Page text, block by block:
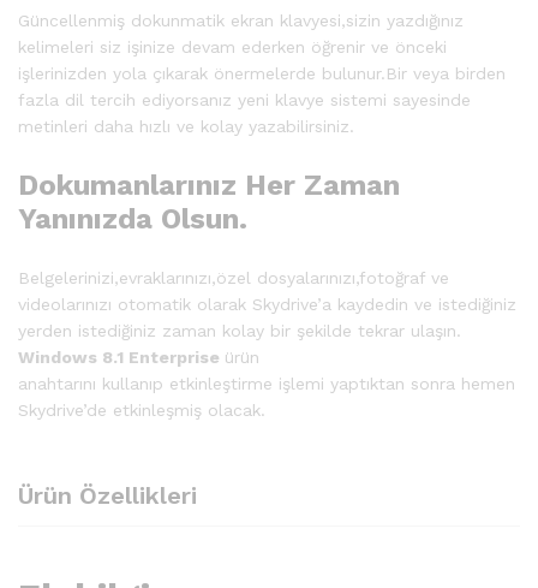
Güncellenmiş dokunmatik ekran klavyesi,sizin yazdığınız
kelimeleri siz işinize devam ederken öğrenir ve önceki
işlerinizden yola çıkarak önermelerde bulunur.Bir veya birden
fazla dil tercih ediyorsanız yeni klavye sistemi sayesinde
metinleri daha hızlı ve kolay yazabilirsiniz.
Dokumanlarınız Her Zaman
Yanınızda Olsun.
Belgelerinizi,evraklarınızı,özel dosyalarınızı,fotoğraf ve
videolarınızı otomatik olarak Skydrive’a kaydedin ve istediğiniz
yerden istediğiniz zaman kolay bir şekilde tekrar ulaşın.
Windows 8.1 Enterprise ürün
anahtarını kullanıp etkinleştirme işlemi yaptıktan sonra hemen
Skydrive’de etkinleşmiş olacak.
Ürün Özellikleri